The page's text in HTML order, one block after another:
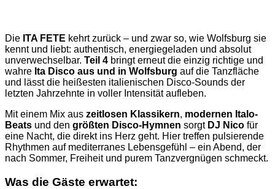
Die ITA FETE kehrt zurück – und zwar so, wie Wolfsburg sie
kennt und liebt: authentisch, energiegeladen und absolut
unverwechselbar. Teil 4 bringt erneut die einzig richtige und
wahre Ita Disco aus und in Wolfsburg auf die Tanzfläche
und lässt die heißesten italienischen Disco-Sounds der
letzten Jahrzehnte in voller Intensität aufleben.
Mit einem Mix aus zeitlosen Klassikern, modernen Italo-
Beats und den größten Disco-Hymnen sorgt DJ Nico für
eine Nacht, die direkt ins Herz geht. Hier treffen pulsierende
Rhythmen auf mediterranes Lebensgefühl – ein Abend, der
nach Sommer, Freiheit und purem Tanzvergnügen schmeckt.
Was die Gäste erwartet: